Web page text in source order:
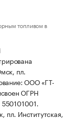
топливом в
пл.
ООО «ГТ-
ОГРН
пл. Институтская,